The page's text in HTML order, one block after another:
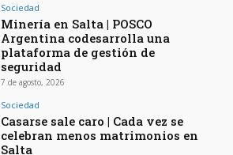
Sociedad
Minería en Salta | POSCO
Argentina codesarrolla una
plataforma de gestión de
seguridad
7 de agosto, 2026
Sociedad
Casarse sale caro | Cada vez se
celebran menos matrimonios en
Salta